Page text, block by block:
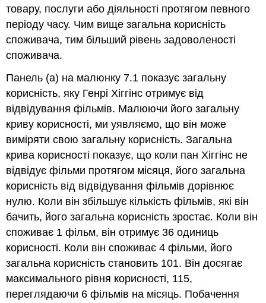
товару, послуги або діяльності протягом певного
періоду часу. Чим вище загальна корисність
споживача, тим більший рівень задоволеності
споживача.
Панель (а) на малюнку 7.1 показує загальну
корисність, яку Генрі Хіггінс отримує від
відвідування фільмів. Малюючи його загальну
криву корисності, ми уявляємо, що він може
виміряти свою загальну корисність. Загальна
крива корисності показує, що коли пан Хіггінс не
відвідує фільми протягом місяця, його загальна
корисність від відвідування фільмів дорівнює
нулю. Коли він збільшує кількість фільмів, які він
бачить, його загальна корисність зростає. Коли він
споживає 1 фільм, він отримує 36 одиниць
корисності. Коли він споживає 4 фільми, його
загальна корисність становить 101. Він досягає
максимального рівня корисності, 115,
переглядаючи 6 фільмів на місяць. Побачення